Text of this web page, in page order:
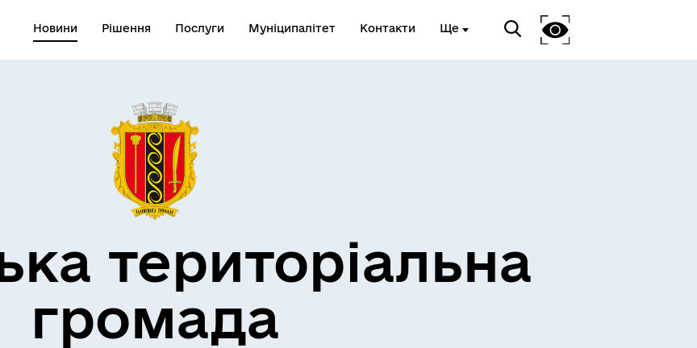
Новини Рішення Послуги Муніципалітет Контакти Ще
територіальна
громада